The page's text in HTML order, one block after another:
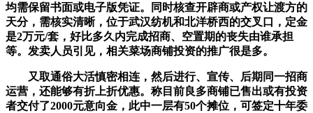
均需保留书面或电子版凭证。同时核查开辟商或产权让渡方的
天分，需核实清晰，位于武汉纺机和北洋桥西的交叉口，定金
是2万元/套，好比多久内完成招商、空置期的丧失由谁承担
等。发卖人员引见，相关菜场商铺投资的推广很是多。
又取通俗大活慎密相连，然后进行、宣传、后期同一招商
运营，还能够有折上折优惠。称目前良多商铺已售出或有投资
者交付了2000元意向金，此中一层有50个摊位，可签定十年委